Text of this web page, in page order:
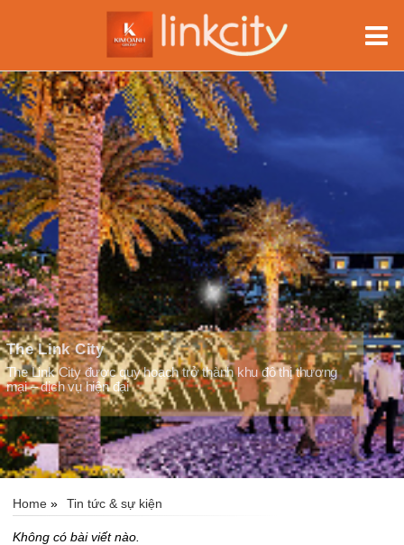
khu đô thị thương
Home » Tin tức & sự kiện
Không có bài viết nào.